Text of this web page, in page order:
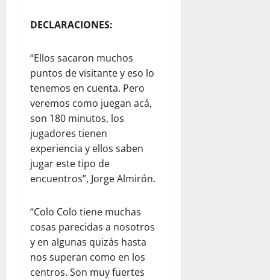
DECLARACIONES:
“Ellos sacaron muchos
puntos de visitante y eso lo
tenemos en cuenta. Pero
veremos como juegan acá,
son 180 minutos, los
jugadores tienen
experiencia y ellos saben
jugar este tipo de
encuentros”, Jorge Almirón.
“Colo Colo tiene muchas
cosas parecidas a nosotros
y en algunas quizás hasta
nos superan como en los
centros. Son muy fuertes